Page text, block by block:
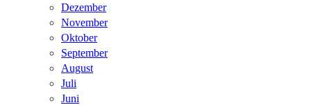
Dezember
November
Oktober
September
August
Juli
Juni